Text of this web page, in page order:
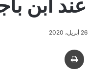
ابن
مشاركة عبر البريد